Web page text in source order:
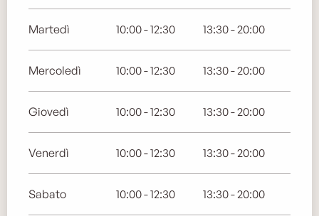
Martedì 10:00 - 12:30 13:30 - 20:00
Mercoledì 10:00 - 12:30 13:30 - 20:00
Giovedì 10:00 - 12:30 13:30 - 20:00
Venerdì 10:00 - 12:30 13:30 - 20:00
Sabato 10:00 - 12:30 13:30 - 20:00